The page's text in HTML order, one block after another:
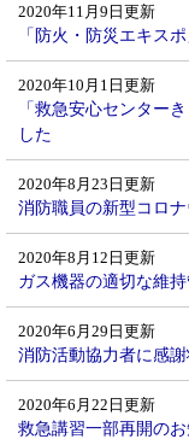
2020年11月9日更新
「防火・防災エキス
2020年10月1日更新
「救急安心センター
した
2020年8月23日更新
消防職員の新型コロナ
2020年8月12日更新
ガス機器の適切な維
2020年6月29日更新
消防活動協力者に感謝
2020年6月22日更新
救急講習一部再開の